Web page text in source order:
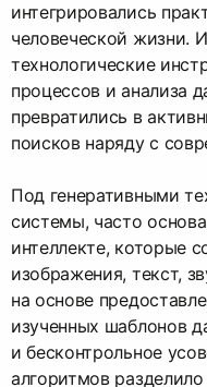
интегрировались
человеческой жизни.
технологические
процессов и анализа
превратились в
поисков наряду с
Под генеративными
системы, часто
интеллекте, которые
изображения, текст,
на основе
изученных шаблонов
и бесконтрольное
алгоритмов